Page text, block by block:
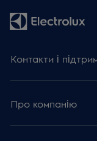
Контакти і
Про компанію